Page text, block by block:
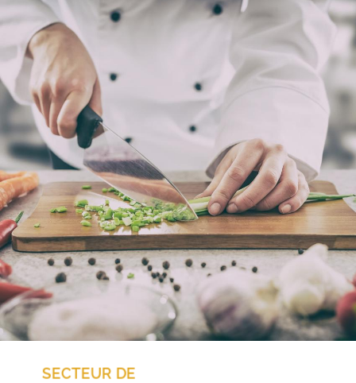
SECTEUR DE